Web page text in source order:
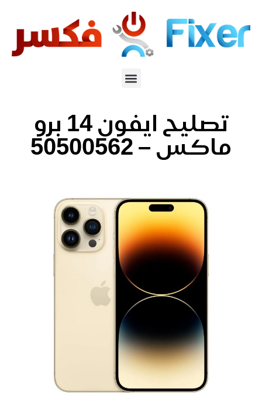
تصليح ايفون 14 برو
ماكس – 50500562